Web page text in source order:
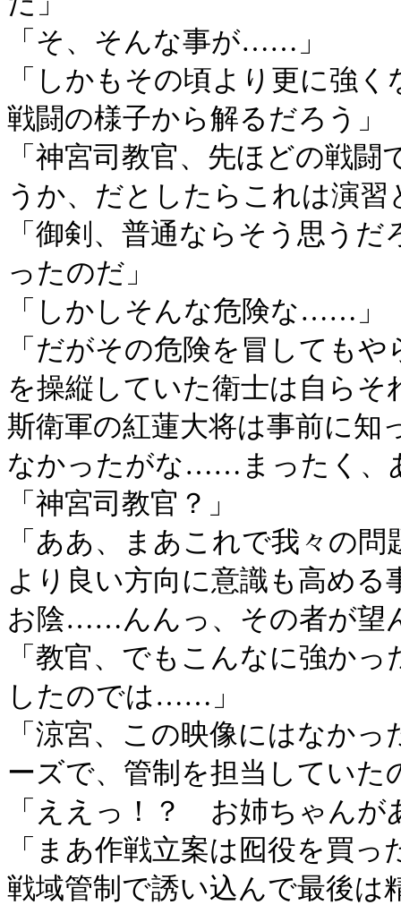
「そ、そんな事が……」
「しかもその頃より更に強
戦闘の様子から解るだろう」
「神宮司教官、先ほどの戦
うか、だとしたらこれは演
「御剣、普通ならそう思う
ったのだ」
「しかしそんな危険な……」
「だがその危険を冒しても
を操縦していた衛士は自ら
斯衛軍の紅蓮大将は事前に知
なかったがな……まったく
「神宮司教官？」
「ああ、まあこれで我々の
より良い方向に意識も高め
お陰……んんっ、その者が望
「教官、でもこんなに強か
したのでは……」
「涼宮、この映像にはなか
ーズで、管制を担当していた
「ええっ！？ お姉ちゃんが
「まあ作戦立案は囮役を買
戦域管制で誘い込んで最後は